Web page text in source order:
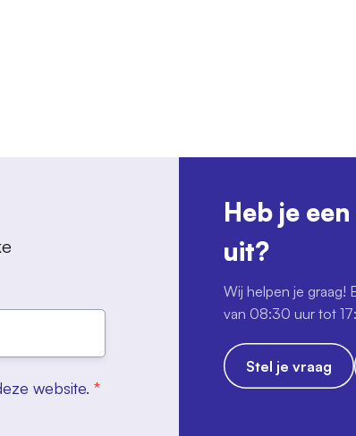
website. *
Heb je
uit?
Wij helpen je graag!
van 08:30 uur tot
Stel je vraag